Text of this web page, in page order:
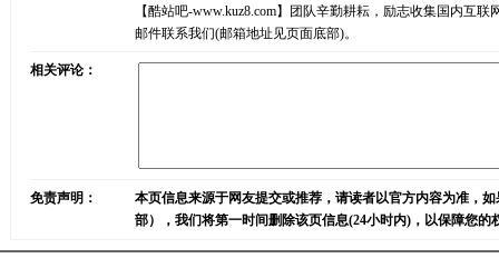
【酷站吧-www.kuz8.com】团队辛勤耕耘，励志收集国内互
邮件联系我们(邮箱地址见页面底部)。
相关评论：
免责声明：
本页信息来源于网友提交或推荐，请读者以官方内容为准，
部），我们将第一时间删除该页信息(24小时内)，以保障您的